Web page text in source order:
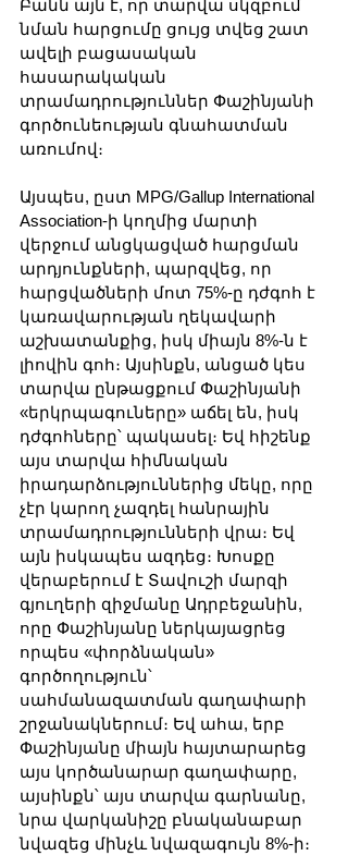
Բանն այն է, որ տարվա սկզբում
նման հարցումը ցույց տվեց շատ
ավելի բացասական
հասարակական
տրամադրություններ Փաշինյանի
գործունեության գնահատման
առումով։
Այսպես, ըստ MPG/Gallup International
Association-ի կողմից մարտի
վերջում անցկացված հարցման
արդյունքների, պարզվեց, որ
հարցվածների մոտ 75%-ը դժգոհ է
կառավարության ղեկավարի
աշխատանքից, իսկ միայն 8%-ն է
լիովին գոհ։ Այսինքն, անցած կես
տարվա ընթացքում Փաշինյանի
«երկրպագուները» աճել են, իսկ
դժգոհները՝ պակասել։ Եվ հիշենք
այս տարվա հիմնական
իրադարձություններից մեկը, որը
չէր կարող չազդել հանրային
տրամադրությունների վրա։ Եվ
այն իսկապես ազդեց։ Խոսքը
վերաբերում է Տավուշի մարզի
գյուղերի զիջմանը Ադրբեջանին,
որը Փաշինյանը ներկայացրեց
որպես «փորձնական»
գործողություն՝
սահմանազատման գաղափարի
շրջանակներում։ Եվ ահա, երբ
Փաշինյանը միայն հայտարարեց
այս կործանարար գաղափարը,
այսինքն՝ այս տարվա գարնանը,
նրա վարկանիշը բնականաբար
նվազեց մինչև նվազագույն 8%-ի։